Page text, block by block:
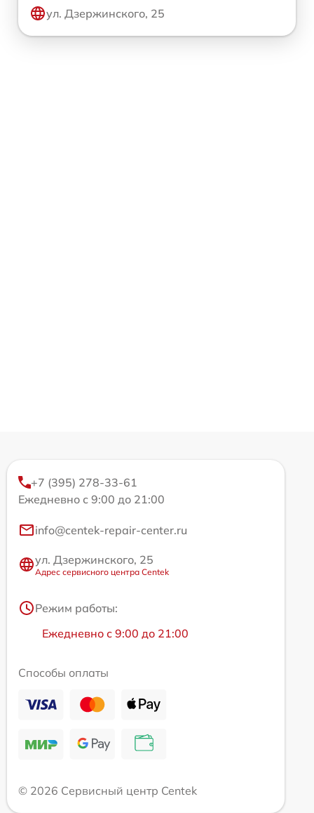
ул. Дзержинского, 25
+7 (395) 278-33-61
Ежедневно с 9:00 до 21:00
info@centek-repair-center.ru
ул. Дзержинского, 25
Адрес сервисного центра Centek
Режим работы:
Ежедневно с 9:00 до 21:00
Способы оплаты
© 2026 Сервисный центр Centek